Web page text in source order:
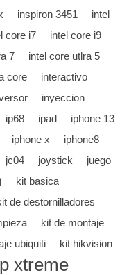
inspiron 3451
intel
core i7
intel core i9
7
intel core utlra 5
core
interactivo
inyeccion
ip68 ipad
iphone 13
iphone x iphone8
jc04 joystick
juego
kit basica
de destornilladores
kit de montaje
ubiquiti
kit hikvision
xtreme